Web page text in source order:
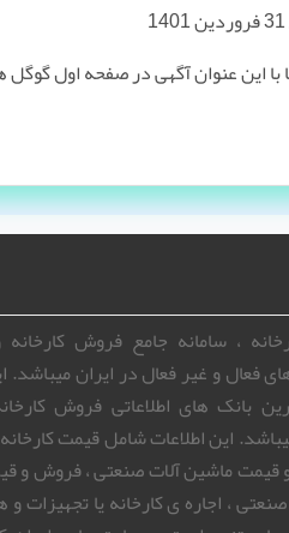
این عنوان آگهی در صفحه اول
، سامانه جامع فروش
فعال و غیر فعال در ایران میباشد.
بانک های اطلاعاتی فروش
این اطلاعات شامل قیمت
قیمت ماشین آلات صنعتی ، فروش و
، اجاره ی کارخانه یا تجهیزات